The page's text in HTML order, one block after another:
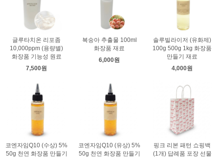
글루타치온 리포좀
10,000ppm (용량별)
화장품 기능성 원료
7,500원
복숭아 추출물 100ml
화장품 재료
6,000원
솔루빌라이저 (유화제)
100g 500g 1kg 화장품
만들기 재료
4,000원
코엔자임Q10 (수상) 5%
50g 천연 화장품 만들기
코엔자임Q10 (유상) 5%
50g 천연 화장품 만들기
핑크 리본 패턴 쇼핑백
(1개) 답례품 포장 선물